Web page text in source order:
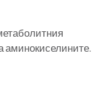
аминокиселините.